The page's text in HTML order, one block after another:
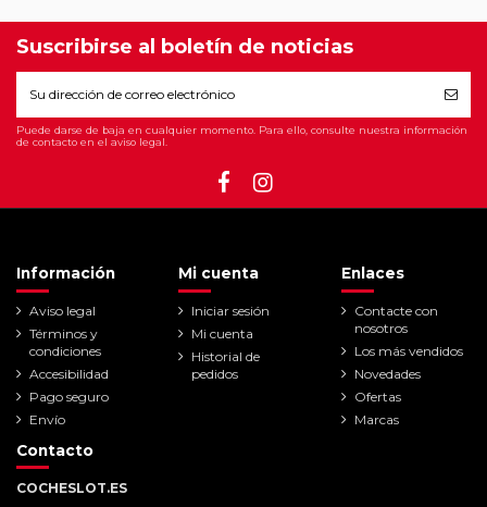
Suscribirse al boletín de noticias
Puede darse de baja en cualquier momento. Para ello, consulte nuestra información
de contacto en el aviso legal.
Información
Aviso legal
Términos y
condiciones
Accesibilidad
Pago seguro
Envío
Mi cuenta
Iniciar sesión
Mi cuenta
Historial de
pedidos
Enlaces
Contacte con
nosotros
Los más vendidos
Novedades
Ofertas
Marcas
Contacto
COCHESLOT.ES